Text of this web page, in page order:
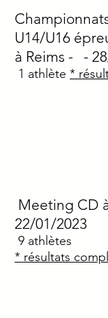
U14/U16
à Reims - -
1 athlète *
Meeting CD
22/01/2023
9 athlètes
* résultats